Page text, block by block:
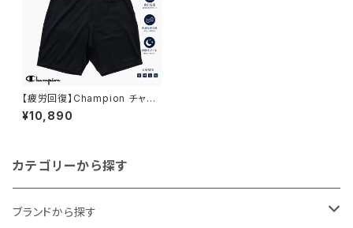
【疲労回復】Champion チャン
ピオン｜リカバリーウェア ショ
ーツ｜ユニセックス 血行促進
¥10,890
カテゴリーから探す
ブランドから探す